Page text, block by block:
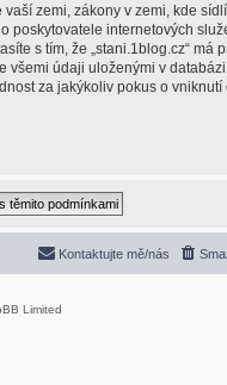
zemi, zákony v zemi, kde
poskytovatele internetových
s tím, že „stani.1blog.cz“ má
údaji uloženými v
za jakýkoliv pokus o vniknutí
Kontaktujte mě/nás
Limited